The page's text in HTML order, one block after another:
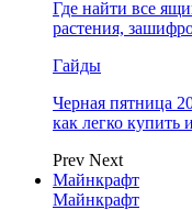
Где найти все
растения,
Гайды
Черная пятница
как легко купить
Prev Next
Майнкрафт
Майнкрафт